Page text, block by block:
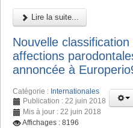
Lire la suite...
Nouvelle
affections
annoncée à
Catégorie : Internationales
Publication : 22 juin 2018
Mis à jour : 22 juin 2018
Affichages : 8196